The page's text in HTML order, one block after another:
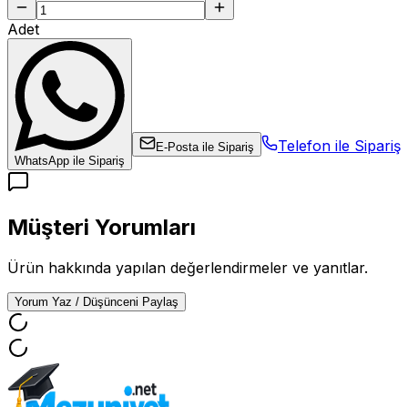
Adet
WhatsApp ile Sipariş
E-Posta ile Sipariş Telefon ile Sipariş
Müşteri Yorumları
Ürün hakkında yapılan değerlendirmeler ve yanıtlar.
Yorum Yaz / Düşünceni Paylaş